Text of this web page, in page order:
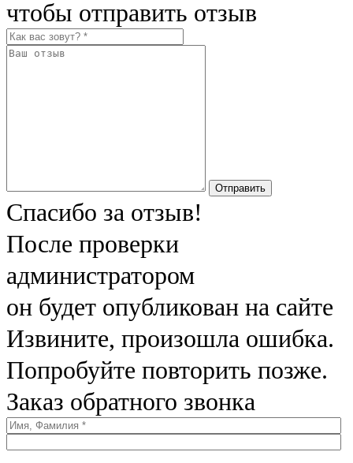
чтобы отправить отзыв
Отправить
Спасибо за отзыв!
После проверки
администратором
он будет опубликован на сайте
Извините, произошла ошибка.
Попробуйте повторить позже.
Заказ обратного звонка